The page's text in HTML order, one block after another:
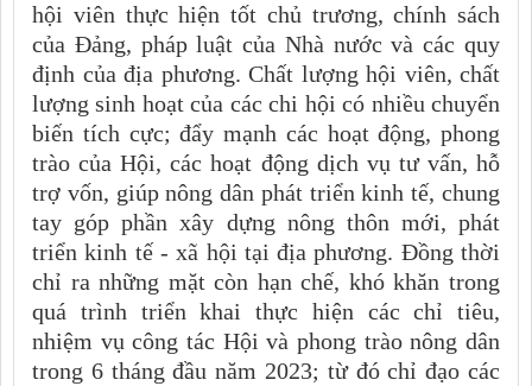
hội viên thực hiện tốt chủ trương, chính sách
của Đảng, pháp luật của Nhà nước và các quy
định của địa phương. Chất lượng hội viên, chất
lượng sinh hoạt của các chi hội có nhiều chuyển
biến tích cực; đẩy mạnh các hoạt động, phong
trào của Hội, các hoạt động dịch vụ tư vấn, hỗ
trợ vốn, giúp nông dân phát triển kinh tế, chung
tay góp phần xây dựng nông thôn mới, phát
triển kinh tế - xã hội tại địa phương. Đồng thời
chỉ ra những mặt còn hạn chế, khó khăn trong
quá trình triển khai thực hiện các chỉ tiêu,
nhiệm vụ công tác Hội và phong trào nông dân
trong 6 tháng đầu năm 2023; từ đó chỉ đạo các